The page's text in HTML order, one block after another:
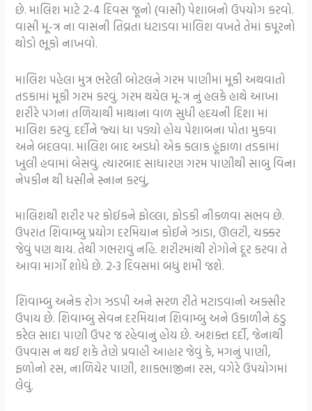
છે. માલિશ માટે 2-4 દિવસ જૂનો (વાસી) પેશાબનો ઉપયોગ કરવો.
વાસી મૂ-ત્ર ના વાસની તિવ્રતા ધટાડવા માલિશ વખતે તેમાં કપૂરનો
થોડો ભૂકો નાખવો.
માલિશ પહેલા મુત્ર ભરેલી બોટલને ગરમ પાણીમાં મૂકી અથવાતો
તડકામાં મૂકી ગરમ કરવું. ગરમ થયેલ મૂ-ત્ર નું હલકે હાથે આખા
શરીરે પગના તળિયાથી માથાના વાળ સુધી હદયની દિશા માં
માલિશ કરવું. દર્દીને જ્યાં ધા પડ્યો હોય પેશાબના પોતા મુકવા
અને બદલવા. માલિશ બાદ અડધો એક કલાક હૂંફાળા તડકામાં
ખુલી હવામાં બેસવું. ત્યારબાદ સાધારણ ગરમ પાણીથી સાબુ વિના
નેપકીન થી ધસીને સ્નાન કરવું,
માલિશથી શરીર પર કોઈકને ફોલ્લા, ફોડકી નીકળવા સંભવ છે.
ઉપરાંત શિવામ્બુ પ્રયોગ દરમિયાન કોઈને ઝાડા, ઊલટી, ચક્કર
જેવું પણ થાય. તેથી ગભરાવું નહિ. શરીરમાંથી રોગોને દૂર કરવા તે
આવા માર્ગો શોધે છે. 2-3 દિવસમાં બધું શમી જશે.
શિવામ્બુ અનેક રોગ ઝડપી અને સરળ રીતે મટાડવાનો અક્સીર
ઉપાય છે. શિવામ્બુ સેવન દરમિયાન શિવામ્બુ અને ઉકાળીને ઠંડુ
કરેલ સાદા પાણી ઉપર જ રહેવાનું હોય છે. અશક્ત દર્દી, જેનાથી
ઉપવાસ ન થઈ શકે તેણે પ્રવાહી આહાર જેવું કે, મગનું પાણી,
ફળોનો રસ, નાળિયેર પાણી, શાકભાજીના રસ, વગેરે ઉપયોગમાં
લેવું.